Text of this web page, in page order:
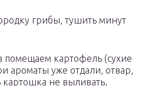
грибы, тушить минут
помещаем картофель (сухие
ароматы уже отдали, отвар,
картошка не выливать,